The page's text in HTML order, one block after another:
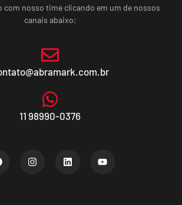
com nosso time clicando em um de nossos
canais abaixo:
11 98990-0376